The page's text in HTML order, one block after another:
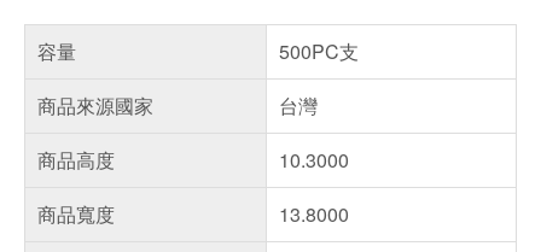
容量
500PC支
商品來源國家
台灣
商品高度
10.3000
商品寬度
13.8000